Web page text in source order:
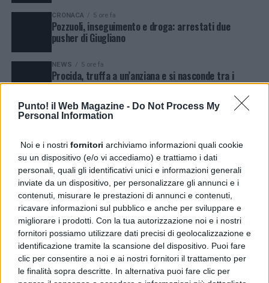
Punto! il Web Magazine - Do Not Process My
Personal Information
Noi e i nostri fornitori archiviamo informazioni quali cookie
su un dispositivo (e/o vi accediamo) e trattiamo i dati
personali, quali gli identificativi unici e informazioni generali
inviate da un dispositivo, per personalizzare gli annunci e i
contenuti, misurare le prestazioni di annunci e contenuti,
ricavare informazioni sul pubblico e anche per sviluppare e
migliorare i prodotti. Con la tua autorizzazione noi e i nostri
fornitori possiamo utilizzare dati precisi di geolocalizzazione e
identificazione tramite la scansione del dispositivo. Puoi fare
clic per consentire a noi e ai nostri fornitori il trattamento per
le finalità sopra descritte. In alternativa puoi fare clic per
CRONACA 5 ore fa
Pozzuoli, inseguimento e droga: arrestati due
pusher di Giugliano
NEWS 5 ore fa
Procida, truffa a un’anziana e si nasconde tra i
turisti: arrestato
CRONACA 5 ore fa
CRONACA 5 giorni fa
Soccavo, due rapine armate: arrestato 46enne
POLITICA 3 giorni fa
Sant’Agata dé Goti , “Radici e Futuro”: dopo la festa
patronale, resta l’emergenza acqua, necessario fare
piena luce sulla gestione
CRONACA 3 giorni fa
Agerola, sventata la truffa della finta rapina:
arrestato 20enne